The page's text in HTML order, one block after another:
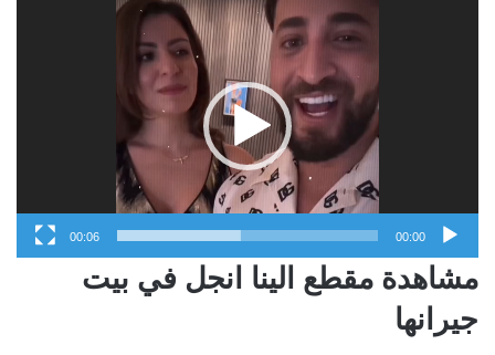
00:00
00:06
مشاهدة مقطع الينا انجل في بيت
جيرانها